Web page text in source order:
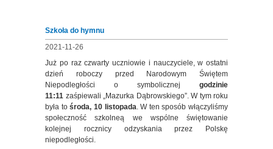
Szkoła do hymnu
2021-11-26
Już po raz czwarty uczniowie i nauczyciele, w ostatni
dzień roboczy przed Narodowym Świętem
Niepodległości o symbolicznej godzinie
11:11 zaśpiewali „Mazurka Dąbrowskiego”. W tym roku
była tośroda, 10 listopada. W ten sposób włączyliśmy
społeczność szkolneą we wspólne świętowanie
kolejnej rocznicy odzyskania przez Polskę
niepodległości.